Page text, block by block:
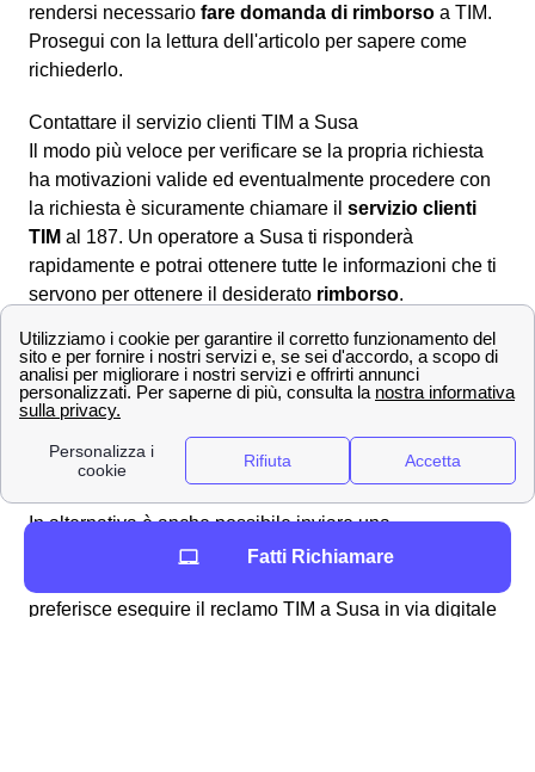
rendersi necessario fare domanda di rimborso a TIM.
Prosegui con la lettura dell'articolo per sapere come
richiederlo.
Contattare il servizio clienti TIM a Susa
Il modo più veloce per verificare se la propria richiesta
ha motivazioni valide ed eventualmente procedere con
la richiesta è sicuramente chiamare il servizio clienti
TIM al 187. Un operatore a Susa ti risponderà
rapidamente e potrai ottenere tutte le informazioni che ti
servono per ottenere il desiderato rimborso.
È altresì possibile andare nell'area online dedicata
compilando il modulo nella sezione appositascrivici
formulare correttamente la richiesta di rimborso a Susa
ed attendere la risposta ad uno degli indirizzi forniti in
sede di compilazione.
In alternativa è anche possibile inviare una
raccomandata A/Rall'indirizzo apposito:Casella
preferisce eseguire il reclamo TIM a Susa in via digitale
Fatti Richiamare